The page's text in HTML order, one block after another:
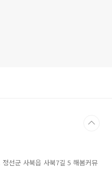
선군 사북읍 사북7길 5 해봄커뮤